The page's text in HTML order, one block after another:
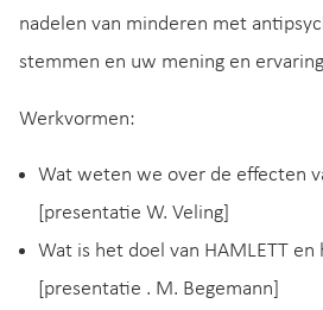
nadelen van minderen met
stemmen en uw mening en
Werkvormen:
Wat weten we over de effecten
[presentatie W. Veling]
Wat is het doel van HAMLETT
[presentatie . M. Begemann]